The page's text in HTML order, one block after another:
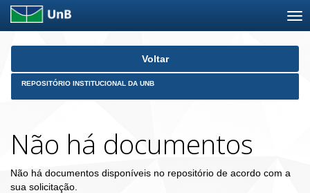
Skip
Voltar
REPOSITÓRIO INSTITUCIONAL DA UNB
Não há documentos
Não há documentos disponíveis no repositório de acordo com a
sua solicitação.